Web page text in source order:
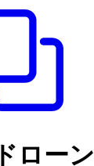
ローン